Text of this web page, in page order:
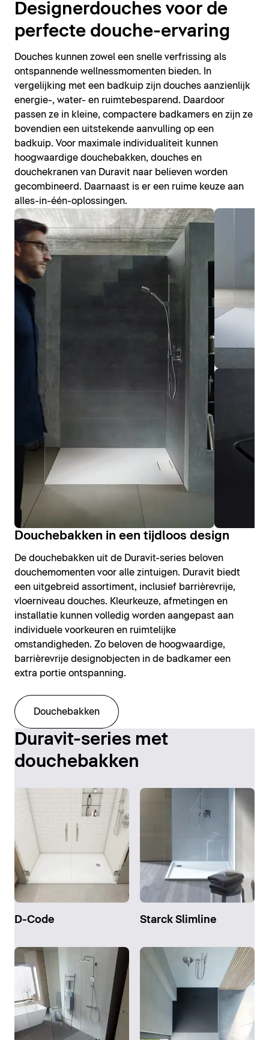
Designerdouches voor de
perfecte douche-ervaring
Douches kunnen zowel een snelle verfrissing als
ontspannende wellnessmomenten bieden. In
vergelijking met een badkuip zijn douches aanzienlijk
energie-, water- en ruimtebesparend. Daardoor
passen ze in kleine, compactere badkamers en zijn ze
bovendien een uitstekende aanvulling op een
badkuip. Voor maximale individualiteit kunnen
hoogwaardige douchebakken, douches en
douchekranen van Duravit naar believen worden
gecombineerd. Daarnaast is er een ruime keuze aan
alles-in-één-oplossingen.
Douchebakken in een tijdloos design
De douchebakken uit de Duravit-series beloven
douchemomenten voor alle zintuigen. Duravit biedt
een uitgebreid assortiment, inclusief barrièrevrije,
vloerniveau douches. Kleurkeuze, afmetingen en
installatie kunnen volledig worden aangepast aan
individuele voorkeuren en ruimtelijke
omstandigheden. Zo beloven de hoogwaardige,
barrièrevrije designobjecten in de badkamer een
extra portie ontspanning.
Douchebakken
Duravit-series met
douchebakken
D-Code Starck Slimline